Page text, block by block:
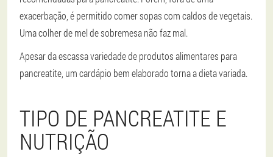
exacerbação, é permitido comer sopas com caldos de vegetais.
Uma colher de mel de sobremesa não faz mal.
Apesar da escassa variedade de produtos alimentares para
pancreatite, um cardápio bem elaborado torna a dieta variada.
TIPO DE PANCREATITE E
NUTRIÇÃO